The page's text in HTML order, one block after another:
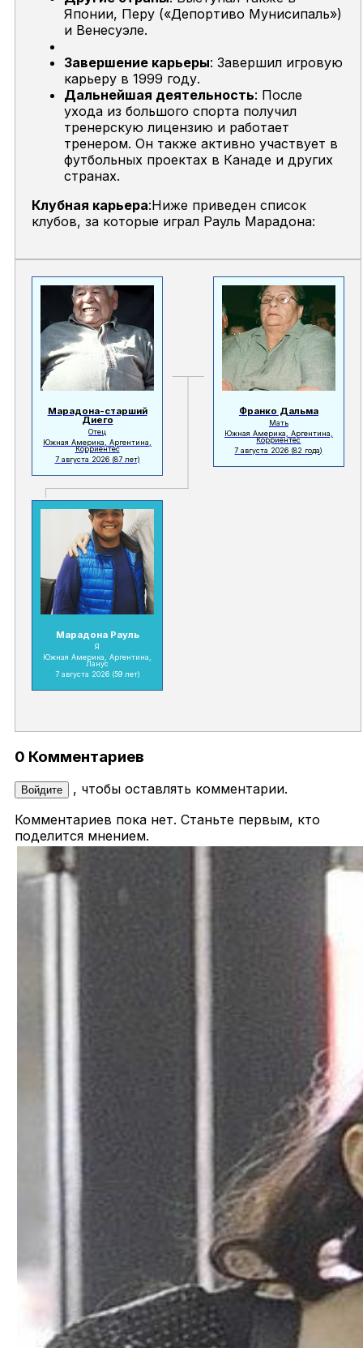
Японии, Перу («Депортиво Мунисипаль»)
и Венесуэле.
Завершение карьеры: Завершил игровую
карьеру в 1999 году.
Дальнейшая деятельность: После
ухода из большого спорта получил
тренерскую лицензию и работает
тренером. Он также активно участвует в
футбольных проектах в Канаде и других
странах.
Клубная карьера:Ниже приведен список
клубов, за которые играл Рауль Марадона:
Марадона-старший
Диего
Отец
Южная Америка, Аргентина,
Корриентес
7 августа 2026 (87 лет)
Франко Дальма
Мать
Южная Америка, Аргентина,
Корриентес
7 августа 2026 (82 года)
Марадона Рауль
Я
Южная Америка, Аргентина,
Ланус
7 августа 2026 (59 лет)
0 Комментариев
Войдите
, чтобы оставлять комментарии.
Комментариев пока нет. Станьте первым, кто
поделится мнением.